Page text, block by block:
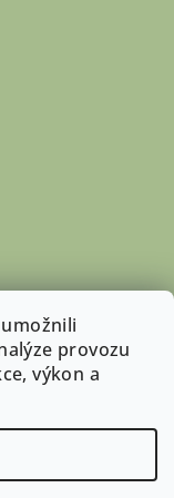
provozu
výkon a
. Všechna práva